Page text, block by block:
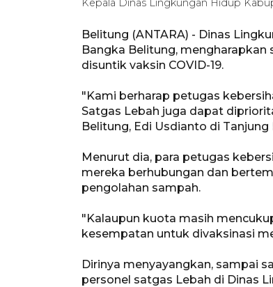
Kepala Dinas Lingkungan Hidup
Belitung (ANTARA) - Dinas
Bangka Belitung,
disuntik vaksin COVID-19.
"Kami berharap petugas
Satgas Lebah juga dapat
Belitung, Edi Usdianto di Tanjung
Menurut dia, para petugas
mereka berhubungan dan
pengolahan sampah.
"Kalaupun kuota masih
kesempatan untuk divaksinasi
Dirinya menyayangkan, sampai
personel satgas Lebah di Dinas